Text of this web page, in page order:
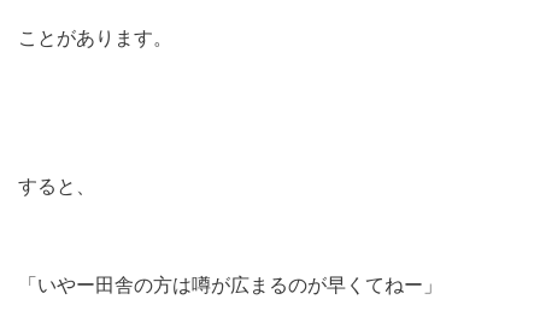
ことがあります。
すると、
「いやー田舎の方は噂が広まるのが早くてねー」